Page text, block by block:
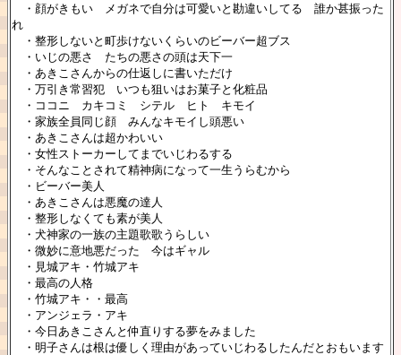
・顔がきもい メガネで自分は可愛いと勘違いしてる 誰か甚振った
れ
・整形しないと町歩けないくらいのビーバー超ブス
・いじの悪さ たちの悪さの頭は天下一
・あきこさんからの仕返しに書いただけ
・万引き常習犯 いつも狙いはお菓子と化粧品
・ココニ カキコミ シテル ヒト キモイ
・家族全員同じ顔 みんなキモイし頭悪い
・あきこさんは超かわいい
・女性ストーカーしてまでいじわるする
・そんなことされて精神病になって一生うらむから
・ビーバー美人
・あきこさんは悪魔の達人
・整形しなくても素が美人
・犬神家の一族の主題歌歌うらしい
・微妙に意地悪だった 今はギャル
・見城アキ・竹城アキ
・最高の人格
・竹城アキ・・最高
・アンジェラ・アキ
・今日あきこさんと仲直りする夢をみました
・明子さんは根は優しく理由があっていじわるしたんだとおもいます